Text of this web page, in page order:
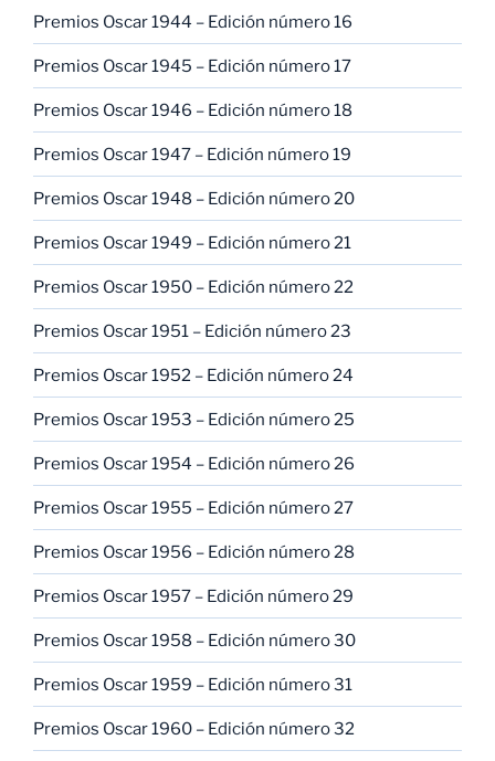
Premios Oscar 1944 – Edición número 16
Premios Oscar 1945 – Edición número 17
Premios Oscar 1946 – Edición número 18
Premios Oscar 1947 – Edición número 19
Premios Oscar 1948 – Edición número 20
Premios Oscar 1949 – Edición número 21
Premios Oscar 1950 – Edición número 22
Premios Oscar 1951 – Edición número 23
Premios Oscar 1952 – Edición número 24
Premios Oscar 1953 – Edición número 25
Premios Oscar 1954 – Edición número 26
Premios Oscar 1955 – Edición número 27
Premios Oscar 1956 – Edición número 28
Premios Oscar 1957 – Edición número 29
Premios Oscar 1958 – Edición número 30
Premios Oscar 1959 – Edición número 31
Premios Oscar 1960 – Edición número 32